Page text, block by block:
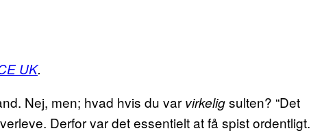
UK.
Nej, men; hvad hvis du var virkeligsulten? “Det
Derfor var det essentielt at få spist ordentligt.